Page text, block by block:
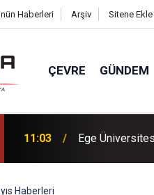
Haberleri Arşiv Sitene Ekle
ÇEVRE GÜNDEM
11:03 Ege
Haberleri